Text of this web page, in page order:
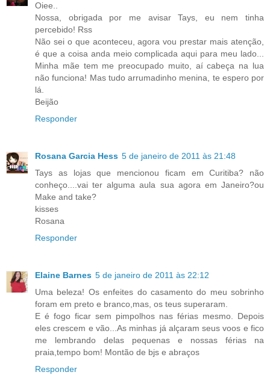
Oiee..
Nossa, obrigada por me avisar Tays, eu nem tinha
percebido! Rss
Não sei o que aconteceu, agora vou prestar mais atenção,
é que a coisa anda meio complicada aqui para meu lado...
Minha mãe tem me preocupado muito, aí cabeça na lua
não funciona! Mas tudo arrumadinho menina, te espero por
lá.
Beijão
Responder
Rosana Garcia Hess 5 de janeiro de 2011 às 21:48
Tays as lojas que mencionou ficam em Curitiba? não
conheço....vai ter alguma aula sua agora em Janeiro?ou
Make and take?
kisses
Rosana
Responder
Elaine Barnes 5 de janeiro de 2011 às 22:12
Uma beleza! Os enfeites do casamento do meu sobrinho
foram em preto e branco,mas, os teus superaram.
E é fogo ficar sem pimpolhos nas férias mesmo. Depois
eles crescem e vão...As minhas já alçaram seus voos e fico
me lembrando delas pequenas e nossas férias na
praia,tempo bom! Montão de bjs e abraços
Responder